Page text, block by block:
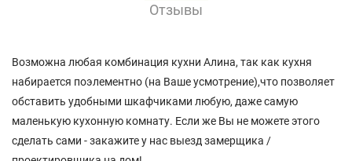
Отзывы
Возможна любая комбинация кухни Алина, так как кухня
набирается поэлементно (на Ваше усмотрение),что позволяет
обставить удобными шкафчиками любую, даже самую
маленькую кухонную комнату. Если же Вы не можете этого
сделать сами - закажите у нас выезд замерщика /